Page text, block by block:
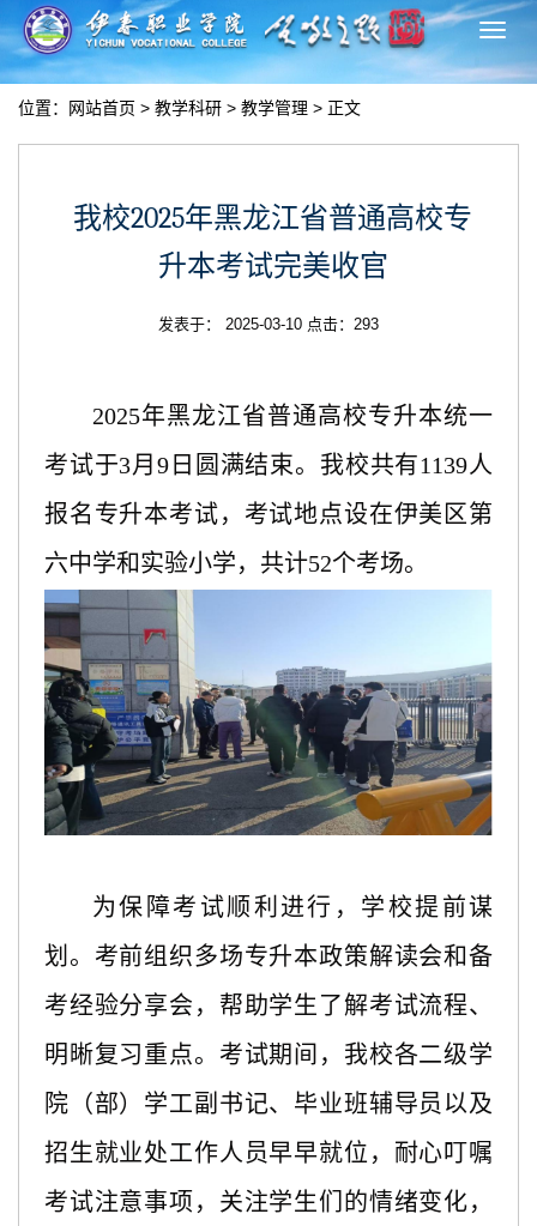
切
换
位置： 网站首页 > 教学科研 > 教学管理 > 正文
我校2025年黑龙江省普通高校专
升本考试完美收官
发表于： 2025-03-10 点击： 293
2025年黑龙江省普通高校专升本统一
考试于3月9 日圆满结束。 我校共有1139人
报名 专升本考试， 考试地点设在伊美区第
六中学和实验小学， 共计52个考场。
为保障考试顺利进行，学校提前谋
划。考前组织多场专升本政策解读会和备
考经验分享会，帮助学生了解考试流程、
明晰复习重点。考试期间，我校各二级学
院（部）学工副书记、毕业班辅导员以及
招生就业处工作人员早早就位，耐心叮嘱
考试注意事项，关注学生们的情绪变化，